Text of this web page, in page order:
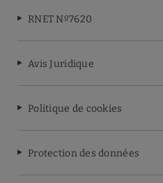
RNET Nº7620
Avis Juridique
Politique de cookies
Protection des données